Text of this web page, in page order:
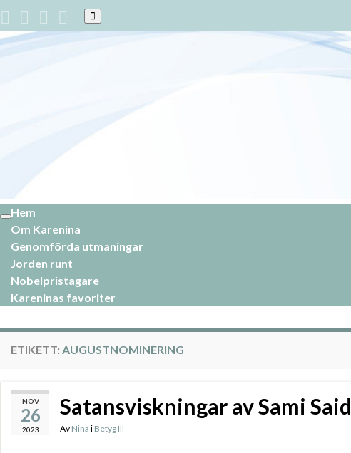
Slå
på/av
Slå
på/av
navigering
Hem
Om Karenina
Genomförda utmaningar
Jorden runt
Nobelpristagare
Kareninas favoriter
ETIKETT: AUGUSTNOMINERING
NOV
26
2023
Satansviskningar av Sami Said
Av Nina i Betyg III